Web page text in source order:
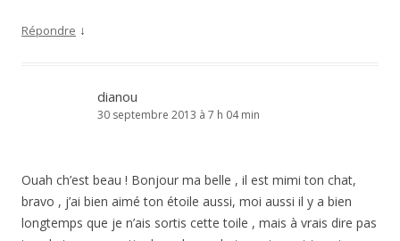
Répondre ↓
dianou
30 septembre 2013 à 7 h 04 min
Ouah ch’est beau ! Bonjour ma belle , il est mimi ton chat,
bravo , j’ai bien aimé ton étoile aussi, moi aussi il y a bien
longtemps que je n’ais sortis cette toile , mais à vrais dire pas